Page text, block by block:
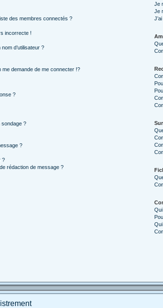
des membres connectés ?
incorrecte !
d’utilisateur ?
me demande de me connecter !?
?
sondage ?
?
?
rédaction de message ?
Je
Je